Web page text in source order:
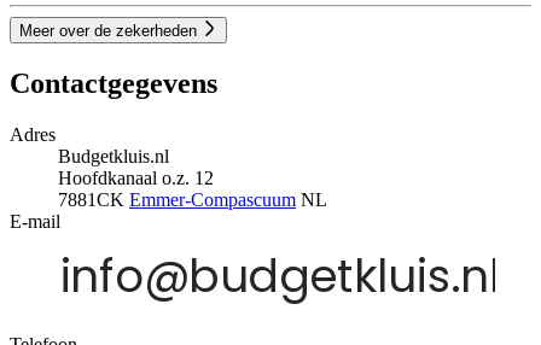
Meer over de zekerheden
Contactgegevens
Adres
Budgetkluis.nl
Hoofdkanaal o.z. 12
7881CK Emmer-Compascuum NL
E-mail